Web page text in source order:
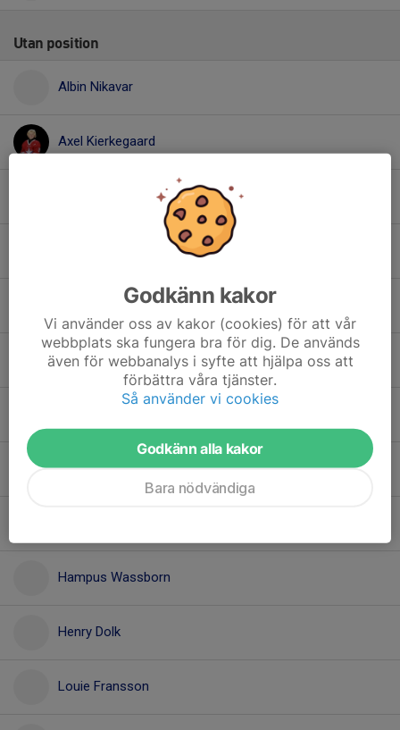
Utan position
Albin Nikavar
Axel Kierkegaard
Flynn Dahlén
Frans Tornberg
Hampus Wassborn
Henry Dolk
Louie Fransson
Godkänn kakor
Vi använder oss av kakor (cookies) för att vår
webbplats ska fungera bra för dig. De används
även för webbanalys i syfte att hjälpa oss att
förbättra våra tjänster.
Så använder vi cookies
Godkänn alla kakor
Bara nödvändiga